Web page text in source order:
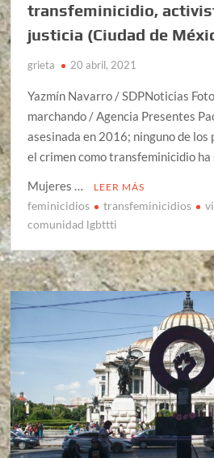
transfeminicidio,
justicia (Ciudad de
grieta 20 abril, 2021
Yazmín Navarro / SDPNoticias
marchando / Agencia Presentes
asesinada en 2016; ninguno de
el crimen como transfeminicidio
Mujeres …
LEER MÁS
feminicidios transfeminicidios
comunidad lgbttti